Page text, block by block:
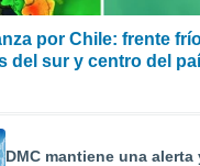
por Chile: frente
del sur y centro del
DMC mantiene una